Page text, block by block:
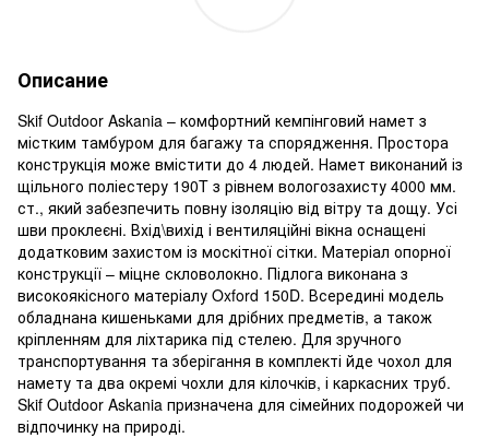
Описание
Skif Outdoor Askania – комфортний кемпінговий намет з
містким тамбуром для багажу та спорядження. Простора
конструкція може вмістити до 4 людей. Намет виконаний із
щільного поліестеру 190T з рівнем вологозахисту 4000 мм.
ст., який забезпечить повну ізоляцію від вітру та дощу. Усі
шви проклеєні. Вхід\вихід і вентиляційні вікна оснащені
додатковим захистом із москітної сітки. Матеріал опорної
конструкції – міцне скловолокно. Підлога виконана з
високоякісного матеріалу Oxford 150D. Всередині модель
обладнана кишеньками для дрібних предметів, а також
кріпленням для ліхтарика під стелею. Для зручного
транспортування та зберігання в комплекті йде чохол для
намету та два окремі чохли для кілочків, і каркасних труб.
Skif Outdoor Askania призначена для сімейних подорожей чи
відпочинку на природі.